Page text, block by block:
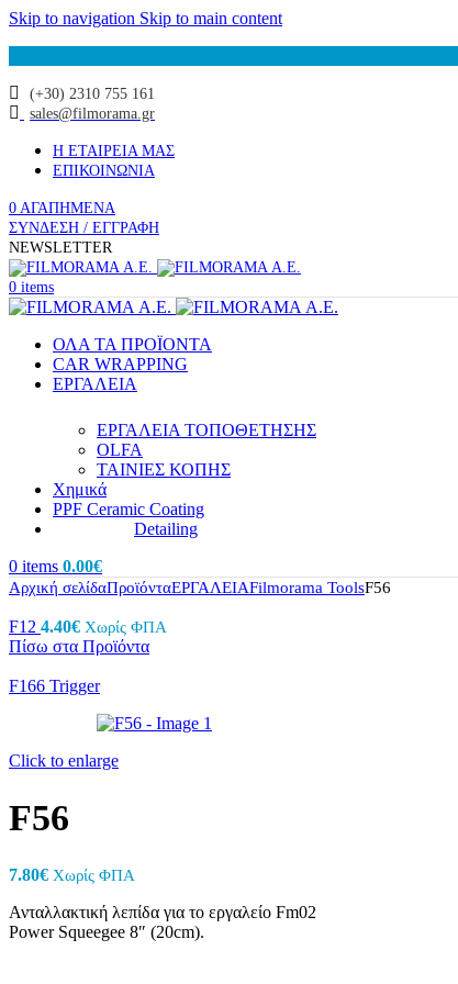
Skip to navigation Skip to main content
(+30) 2310 755 161
sales@filmorama.gr
Η ΕΤΑΙΡΕΙΑ ΜΑΣ
ΕΠΙΚΟΙΝΩΝΙΑ
0 ΑΓΑΠΗΜΕΝΑ
ΣΥΝΔΕΣΗ / ΕΓΓΡΑΦΗ
NEWSLETTER
0 items
ΟΛΑ ΤΑ ΠΡΟΪΟΝΤΑ
CAR WRAPPING
ΕΡΓΑΛΕΙΑ
ΕΡΓΑΛΕΙΑ ΤΟΠΟΘΕΤΗΣΗΣ
OLFA
ΤΑΙΝΙΕΣ ΚΟΠΗΣ
Χημικά
PPF Ceramic Coating
Detailing
0 items 0.00€
Αρχική σελίδαΠροϊόνταΕΡΓΑΛΕΙΑFilmorama ToolsF56
F12 4.40€ Χωρίς ΦΠΑ
Πίσω στα Προϊόντα
F166 Trigger
Click to enlarge
F56
7.80€ Χωρίς ΦΠΑ
Ανταλλακτική λεπίδα για το εργαλείο Fm02
Power Squeegee 8″ (20cm).